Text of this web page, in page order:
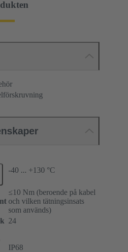
-40 ... +130 °C
≤10 Nm (beroende på kabel
och vilken tätningsinsats
som används)
24
IP68